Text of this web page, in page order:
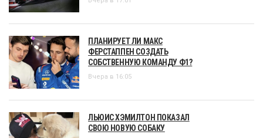
ПЛАНИРУЕТ ЛИ МАКС
ФЕРСТАППЕН СОЗДАТЬ
СОБСТВЕННУЮ КОМАНДУ Ф1?
Вчера в 16:05
ЛЬЮИС ХЭМИЛТОН ПОКАЗАЛ
СВОЮ НОВУЮ СОБАКУ